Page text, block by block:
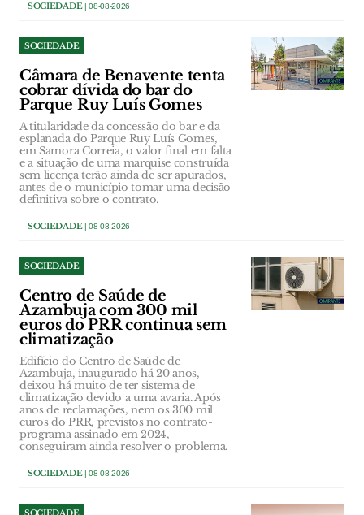
SOCIEDADE| 08-08-2026
SOCIEDADE
Câmara de Benavente tenta
cobrar dívida do bar do
Parque Ruy Luís Gomes
A titularidade da concessão do bar e da
esplanada do Parque Ruy Luís Gomes,
em Samora Correia, o valor final em falta
e a situação de uma marquise construída
sem licença terão ainda de ser apurados,
antes de o município tomar uma decisão
definitiva sobre o contrato.
SOCIEDADE| 08-08-2026
SOCIEDADE
Centro de Saúde de
Azambuja com 300 mil
euros do PRR continua sem
climatização
Edifício do Centro de Saúde de
Azambuja, inaugurado há 20 anos,
deixou há muito de ter sistema de
climatização devido a uma avaria. Após
anos de reclamações, nem os 300 mil
euros do PRR, previstos no contrato-
programa assinado em 2024,
conseguiram ainda resolver o problema.
SOCIEDADE| 08-08-2026